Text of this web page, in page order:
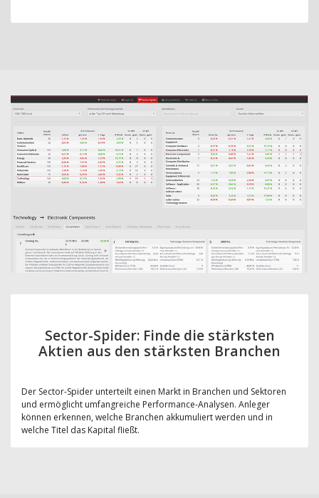
Sector-Spider: Finde die stärksten
Aktien aus den stärksten Branchen
Der Sector-Spider unterteilt einen Markt in Branchen und Sektoren
und ermöglicht umfangreiche Performance-Analysen. Anleger
können erkennen, welche Branchen akkumuliert werden und in
welche Titel das Kapital fließt.